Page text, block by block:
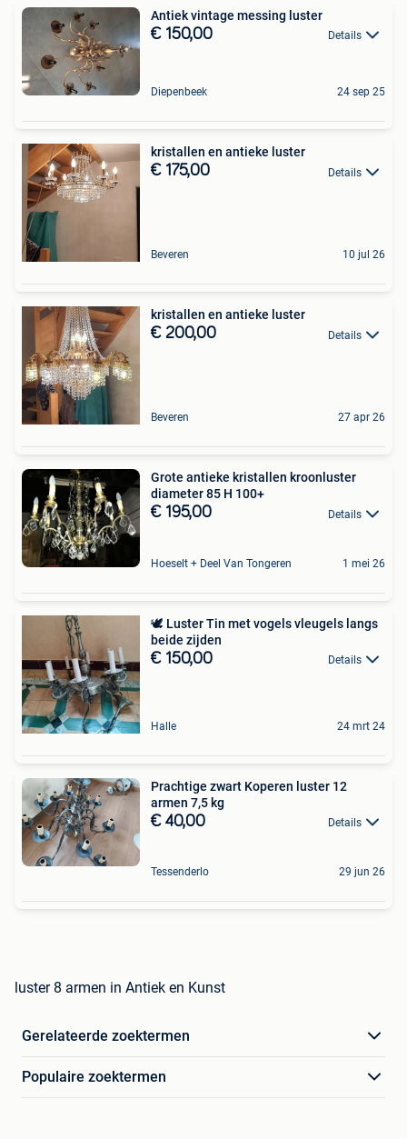
Antiek vintage messing luster
€ 150,00 Details
Diepenbeek 24 sep 25
kristallen en antieke luster
€ 175,00 Details
Beveren 10 jul 26
kristallen en antieke luster
€ 200,00 Details
Beveren 27 apr 26
Grote antieke kristallen kroonluster
diameter 85 H 100+
€ 195,00 Details
Hoeselt + Deel Van Tongeren 1 mei 26
🕊 Luster Tin met vogels vleugels langs
beide zijden
€ 150,00 Details
Halle 24 mrt 24
Prachtige zwart Koperen luster 12
armen 7,5 kg
€ 40,00 Details
Tessenderlo 29 jun 26
luster 8 armen in Antiek en Kunst
Gerelateerde zoektermen
Populaire zoektermen